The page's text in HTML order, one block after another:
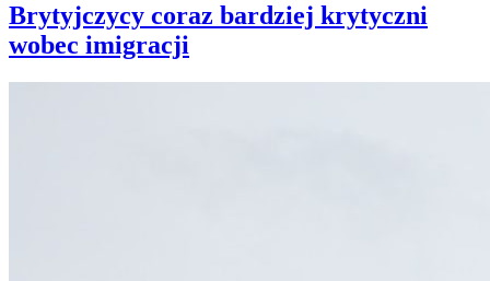
Brytyjczycy coraz bardziej krytyczni
wobec imigracji